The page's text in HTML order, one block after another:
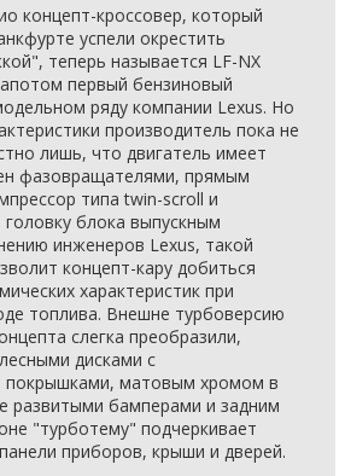
концепт-кроссовер, который
успели окрестить
теперь называется LF-NX
первый бензиновый
ряду компании Lexus. Но
производитель пока не
лишь, что двигатель имеет
фазовращателями, прямым
типа twin-scroll и
блока выпускным
инженеров Lexus, такой
концепт-кару добиться
характеристик при
топлива. Внешне турбоверсию
слегка преобразили,
дисками с
покрышками, матовым хромом в
развитыми бамперами и задним
"турботему" подчеркивает
приборов, крыши и дверей.